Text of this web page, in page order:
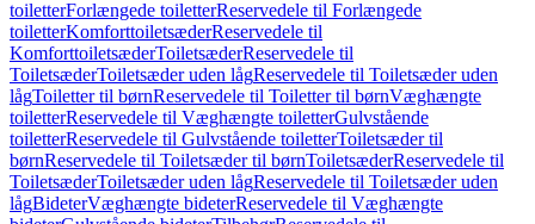
toiletterForlængede toiletterReservedele til Forlængede
toiletterKomforttoiletsæderReservedele til
KomforttoiletsæderToiletsæderReservedele til
ToiletsæderToiletsæder uden lågReservedele til Toiletsæder uden
lågToiletter til børnReservedele til Toiletter til børnVæghængte
toiletterReservedele til Væghængte toiletterGulvstående
toiletterReservedele til Gulvstående toiletterToiletsæder til
børnReservedele til Toiletsæder til børnToiletsæderReservedele til
ToiletsæderToiletsæder uden lågReservedele til Toiletsæder uden
lågBideterVæghængte bideterReservedele til Væghængte